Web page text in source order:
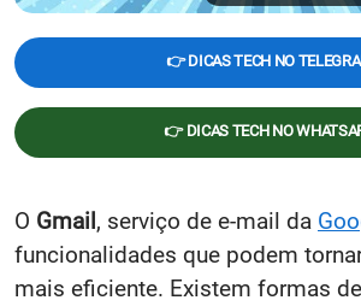
👉 DICAS TECH NO
👉 DICAS TECH NO
O Gmail, serviço de e-mail da
funcionalidades que podem
mais eficiente. Existem formas